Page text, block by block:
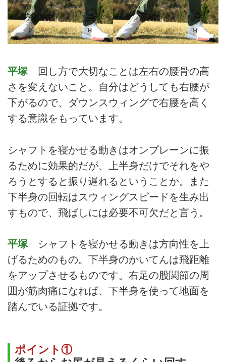
平塚回し方で大切なことは左右の腰骨の高
さを変えないこと。自分はどうしても右腰が
下がるので、ダウンスウィングで右腰を高く
する意識をもっています。
シャフトを寝かせる動きはオンプレーンに振
るために効果的だが、上半身だけでそれをや
ろうとすると振り遅れるということか。また
下半身の回転はスウィングスピードを生み出
すもので、飛ばしには必要不可欠だと言う。
平塚シャフトを寝かせる動きは方向性を上
げるためのもの。下半身のかいてんは飛距離
をアップさせるものです。右足の股関節の周
囲が筋肉痛になれば、下半身を使って地面を
踏んでいる証拠です。
ポイント①